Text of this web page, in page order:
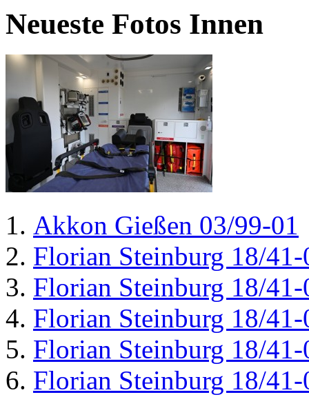
Neueste Fotos Innen
Akkon Gießen 03/99-01
Florian Steinburg 18/41-
Florian Steinburg 18/41-
Florian Steinburg 18/41-
Florian Steinburg 18/41-
Florian Steinburg 18/41-